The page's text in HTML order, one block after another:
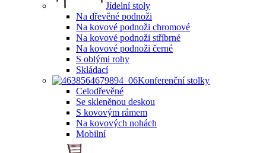
Jídelní stoly
Na dřevěné podnoži
Na kovové podnoži chromové
Na kovové podnoži stříbrné
Na kovové podnoži černé
S oblými rohy
Skládací
Konferenční stolky
Celodřevěné
Se skleněnou deskou
S kovovým rámem
Na kovových nohách
Mobilní